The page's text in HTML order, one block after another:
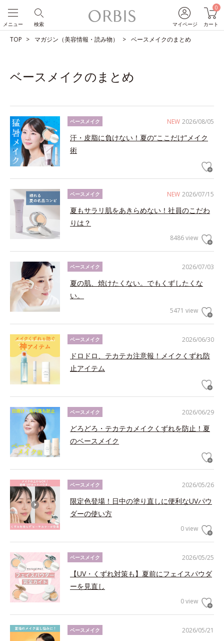
マイページ
0
カート
検索
メニュー
TOP マガジン（美容情報・読み物） ベースメイクのまとめ
ベースメイクのまとめ
NEW 2026/08/05
ベースメイク
汗・皮脂に負けない！夏の“ここだけ”メイク
術
NEW 2026/07/15
ベースメイク
夏もサラリ肌をあきらめない！社員のこだわ
りは？
8486 view
2026/07/03
ベースメイク
夏の肌、焼けたくない。でもくずしたくな
い。
5471 view
2026/06/30
ベースメイク
ドロドロ、テカテカ注意報！メイクくずれ防
止アイテム
2026/06/29
ベースメイク
どろどろ・テカテカメイクくずれを防止！夏
のベースメイク
2026/05/26
ベースメイク
限定色登場！日中の塗り直しに便利なUVパウ
ダーの使い方
0 view
2026/05/25
ベースメイク
【UV・くずれ対策も】夏前にフェイスパウダ
ーを見直し
0 view
2026/05/21
ベースメイク